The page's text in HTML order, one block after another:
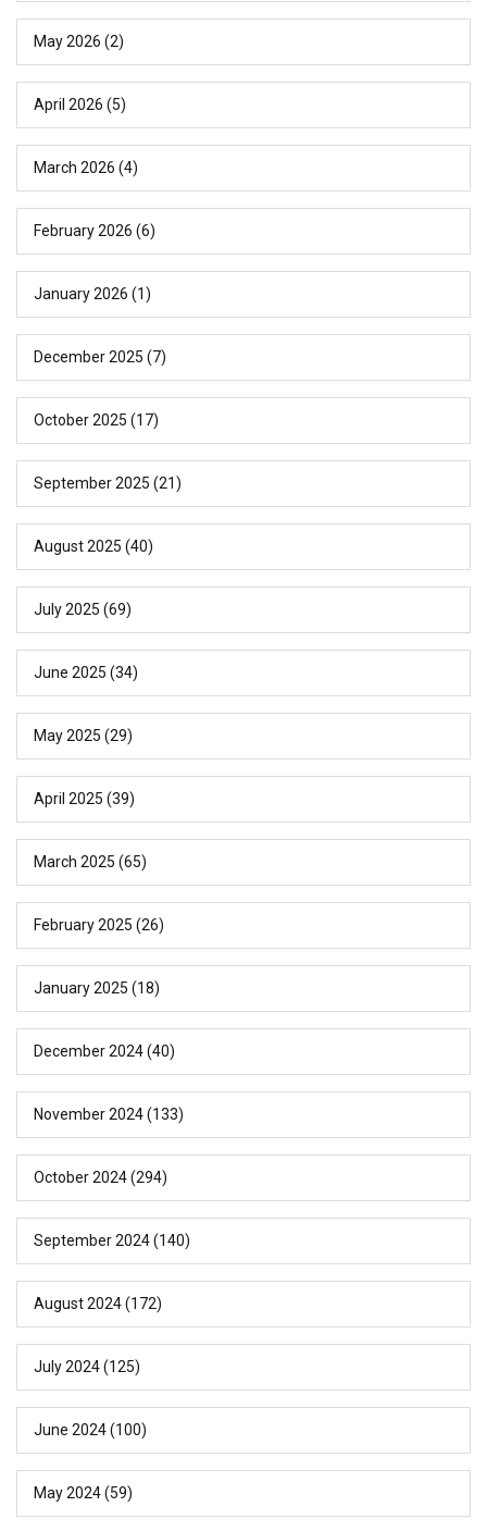
May 2026 (2)
April 2026 (5)
March 2026 (4)
February 2026 (6)
January 2026 (1)
December 2025 (7)
October 2025 (17)
September 2025 (21)
August 2025 (40)
July 2025 (69)
June 2025 (34)
May 2025 (29)
April 2025 (39)
March 2025 (65)
February 2025 (26)
January 2025 (18)
December 2024(40)
November 2024(133)
October 2024(294)
September 2024(140)
August 2024(172)
July 2024(125)
June 2024(100)
May 2024(59)